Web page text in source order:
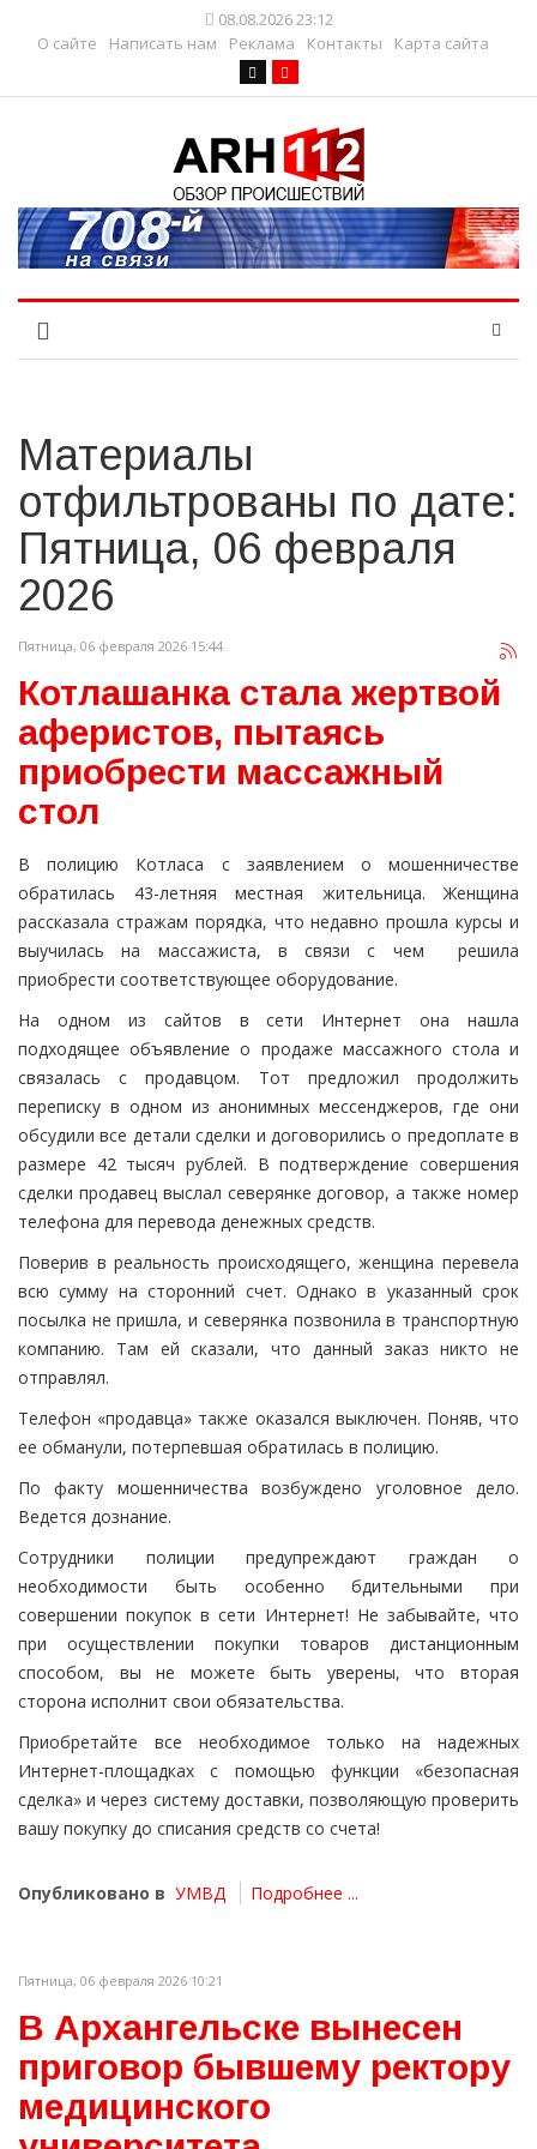
08.08.2026 23:12
О сайте
Написать нам Реклама Контакты Карта сайта
Материалы
отфильтрованы по дате:
Пятница, 06 февраля
2026
Пятница, 06 февраля 2026 15:44
Котлашанка стала жертвой
аферистов, пытаясь
приобрести массажный
стол
В полицию Котласа с заявлением о мошенничестве
обратилась 43-летняя местная жительница. Женщина
рассказала стражам порядка, что недавно прошла курсы и
выучилась на массажиста, в связи с чем решила
приобрести соответствующее оборудование.
На одном из сайтов в сети Интернет она нашла
подходящее объявление о продаже массажного стола и
связалась с продавцом. Тот предложил продолжить
переписку в одном из анонимных мессенджеров, где они
обсудили все детали сделки и договорились о предоплате в
размере 42 тысяч рублей. В подтверждение совершения
сделки продавец выслал северянке договор, а также номер
телефона для перевода денежных средств.
Поверив в реальность происходящего, женщина перевела
всю сумму на сторонний счет. Однако в указанный срок
посылка не пришла, и северянка позвонила в транспортную
компанию. Там ей сказали, что данный заказ никто не
отправлял.
Телефон «продавца» также оказался выключен. Поняв, что
ее обманули, потерпевшая обратилась в полицию.
По факту мошенничества возбуждено уголовное дело.
Ведется дознание.
Сотрудники полиции предупреждают граждан о
необходимости быть особенно бдительными при
совершении покупок в сети Интернет! Не забывайте, что
при осуществлении покупки товаров дистанционным
способом, вы не можете быть уверены, что вторая
сторона исполнит свои обязательства.
Приобретайте все необходимое только на надежных
Интернет-площадках с помощью функции «безопасная
сделка» и через систему доставки, позволяющую проверить
вашу покупку до списания средств со счета!
Опубликовано в УМВД Подробнее ...
Пятница, 06 февраля 2026 10:21
В Архангельске вынесен
приговор бывшему ректору
медицинского